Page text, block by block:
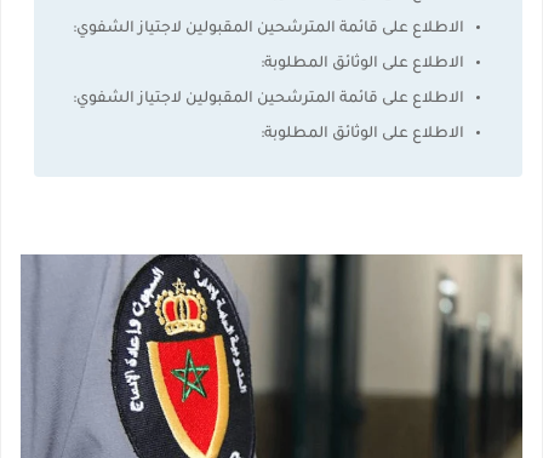
الاطلاع على قائمة المترشحين المقبولين لاجتياز الشفوي:
الاطلاع على الوثائق المطلوبة:
الاطلاع على قائمة المترشحين المقبولين لاجتياز الشفوي:
الاطلاع على الوثائق المطلوبة: